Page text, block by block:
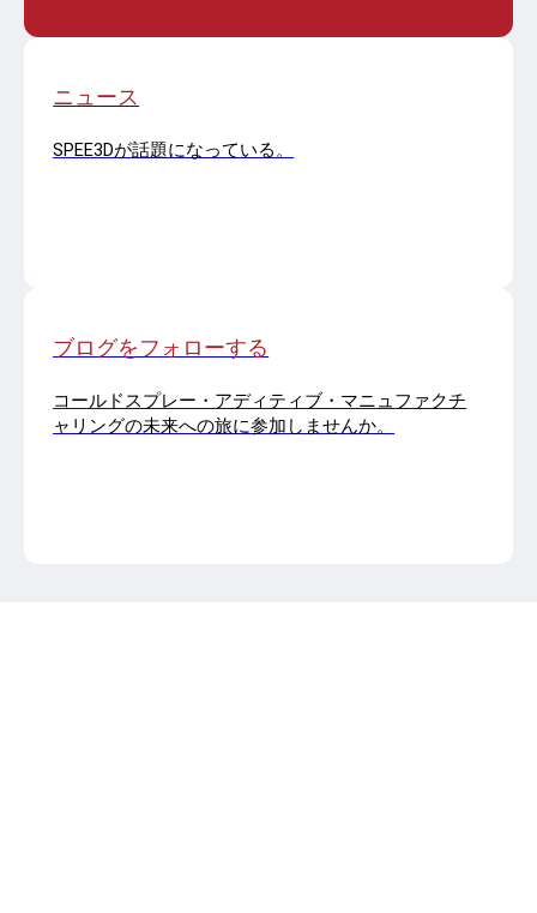
ニュース
SPEE3Dが話題になっている。
ブログをフォローする
コールドスプレー・アディティブ・マニュファクチ
ャリングの未来への旅に参加しませんか。